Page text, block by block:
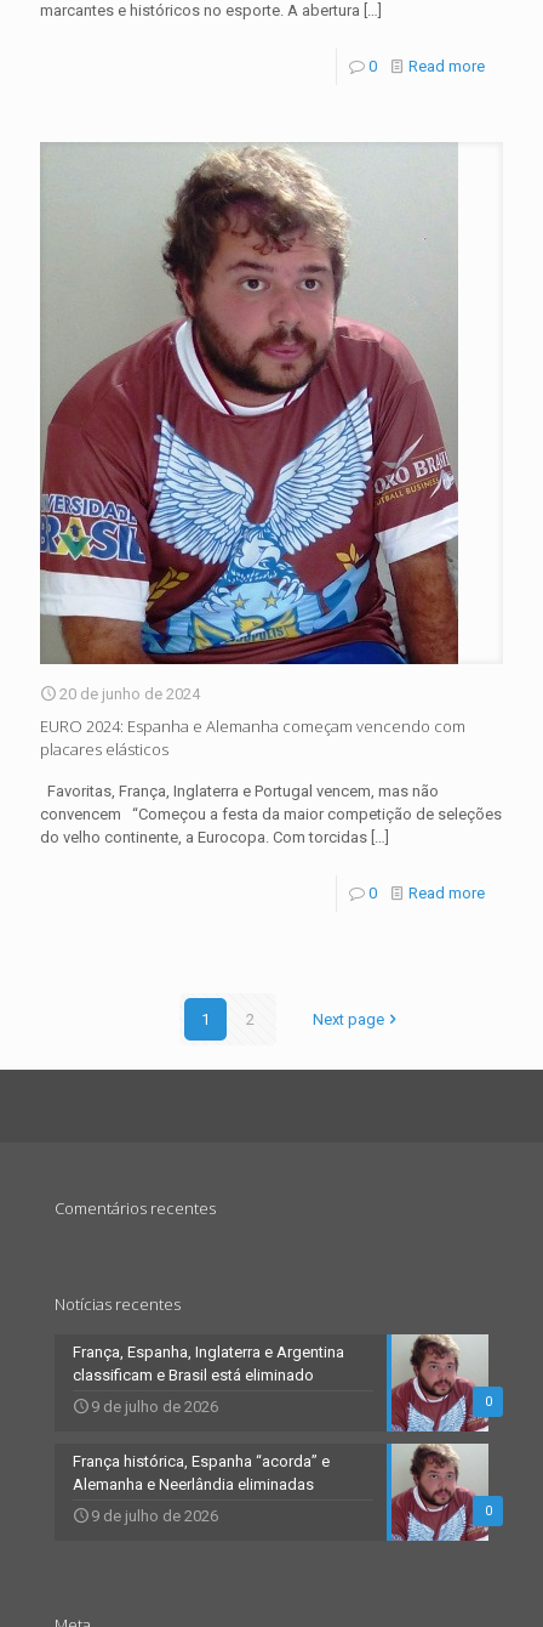
marcantes e históricos no esporte. A abertura […]
0 Read more
20 de junho de 2024
EURO 2024: Espanha e Alemanha começam vencendo com
placares elásticos
Favoritas, França, Inglaterra e Portugal vencem, mas não
convencem “Começou a festa da maior competição de seleções
do velho continente, a Eurocopa. Com torcidas […]
0 Read more
1 2 Next page
Comentários recentes
Notícias recentes
0
França, Espanha, Inglaterra e Argentina
classificam e Brasil está eliminado
9 de julho de 2026
0
França histórica, Espanha “acorda” e
Alemanha e Neerlândia eliminadas
9 de julho de 2026